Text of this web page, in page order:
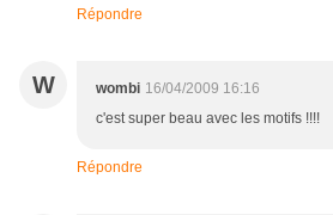
Répondre
W wombi 16/04/2009 16:16
c'est super beau avec les motifs !!!!
Répondre